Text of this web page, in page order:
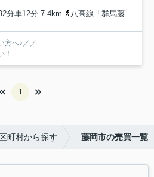
分車12分 7.4km
八高線「群馬藤岡」駅 徒歩77分車14分 6.6km
方へ♪／／
！
1
町村から探す 藤岡市の売買一覧